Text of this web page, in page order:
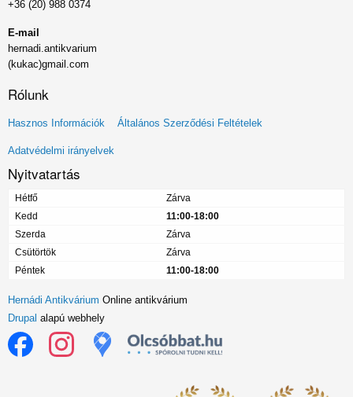
+36 (20) 988 0374
E-mail
hernadi.antikvarium
(kukac)gmail.com
Rólunk
Lábléc
menü
Hasznos Információk Általános Szerződési Feltételek
Adatvédelmi irányelvek
Nyitvatartás
Hétfő
Zárva
Kedd
11:00-18:00
Szerda
Zárva
Csütörtök
Zárva
Péntek
11:00-18:00
Hernádi Antikvárium Online antikvárium
Drupal alapú webhely